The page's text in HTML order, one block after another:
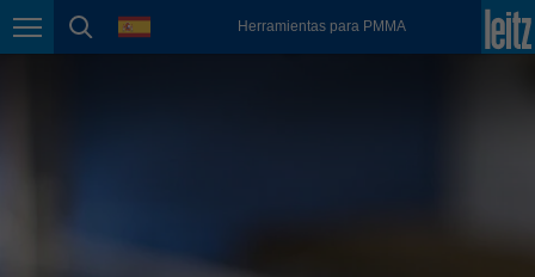
Page navigation
page search
language Herramientas para PMMA
México
Polska